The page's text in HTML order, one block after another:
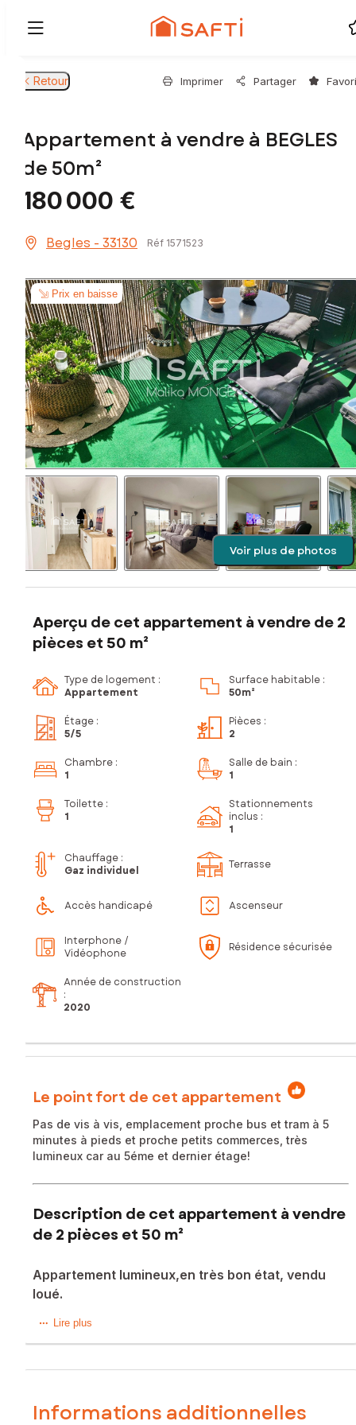
Retour Imprimer Partager
Appartement à vendre à BEGLES
de 50m²
180 000 €
Begles - 33130 Réf 1571523
Prix en baisse
Voir plus de photos
Aperçu de cet appartement à vendre de 2
pièces et 50 m²
Type de logement :
Appartement
Surface habitable :
50m²
Étage :
5/5
Pièces :
2
Chambre :
1
Salle de bain :
1
Toilette :
1
Stationnements
inclus :
1
Chauffage :
Gaz individuel
Terrasse
Accès handicapé Ascenseur
Interphone /
Vidéophone
Résidence sécurisée
Année de construction
:
2020
Le point fort de cet appartement
Pas de vis à vis, emplacement proche bus et tram à 5
minutes à pieds et proche petits commerces, très
lumineux car au 5éme et dernier étage!
Description de cet appartement à vendre
de 2 pièces et 50 m²
Appartement lumineux,en très bon état, vendu
loué.
Nouveau prix pour cet appartement à Bègles, dans une
SANS VIS À VIS, au 5ème et dernier étage, il bénéficie d'un
aménités pratiques telles que des écoles, un lycée, un
collège et une crèche à proximité. Doté d'une exposition
Lire plus
Informations additionnelles